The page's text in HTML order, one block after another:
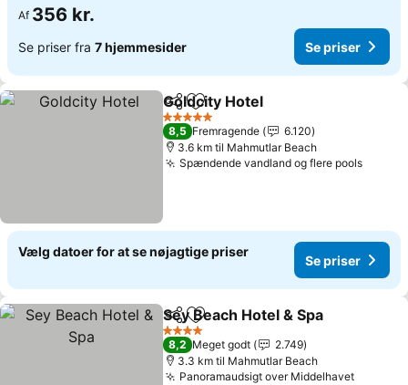
Af 356 kr.
Se priser fra 7 hjemmesider Se priser
Del Føj til favoritter
Goldcity Hotel
5 Stjerner
8,5 Fremragende
6.120
3.6 km til Mahmutlar Beach
Spændende vandland og flere poolsSe
Vælg datoer for at se nøjagtige priser
Se priser
Del Føj til favoritter
Sey Beach Hotel & Spa
4 Stjerner
8,2 Meget godt
2.749
3.3 km til Mahmutlar Beach
Panoramaudsigt over MiddelhavetSe